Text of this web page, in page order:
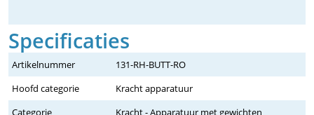
Specificaties
Artikelnummer
131-RH-BUTT-RO
Hoofd categorie
Kracht apparatuur
Categorie
Kracht - Apparatuur met gewichten